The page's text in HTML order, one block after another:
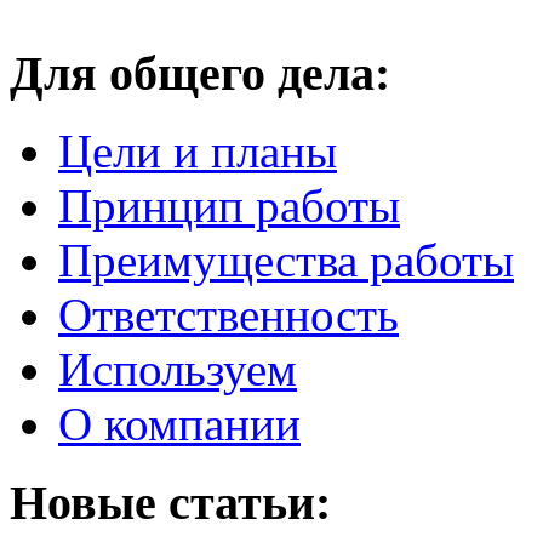
Для общего дела:
Цели и планы
Принцип работы
Преимущества работы
Ответственность
Используем
О компании
Новые статьи: